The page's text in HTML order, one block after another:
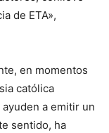
de ETA»,
en momentos
católica
a emitir un
sentido, ha